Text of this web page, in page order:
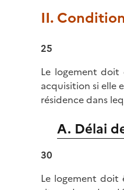
II.
25
Le logement
acquisition si elle
résidence dans
A. Délai
30
Le logement doit